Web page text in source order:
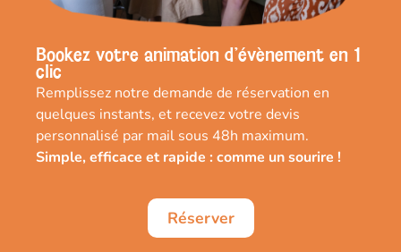
Bookez votre animation d’évènement en 1
clic
Remplissez notre demande de réservation en
quelques instants, et recevez votre devis
personnalisé par mail sous 48h maximum.
Simple, efficace et rapide : comme un sourire !
Réserver